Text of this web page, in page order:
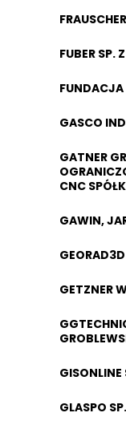
FUBER SP.
GASCO
GATNER
CNC
GAWIN,
GETZNER
GISONLINE
GLASPO